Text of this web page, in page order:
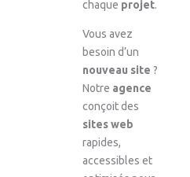
chaque projet.
Vous avez
besoin d’un
nouveau site ?
Notre agence
conçoit des
sites web
rapides,
accessibles et